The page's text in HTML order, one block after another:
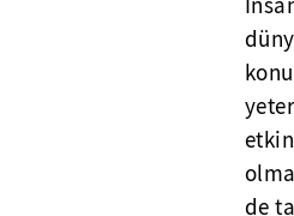
de